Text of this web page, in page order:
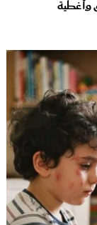
وأغطية